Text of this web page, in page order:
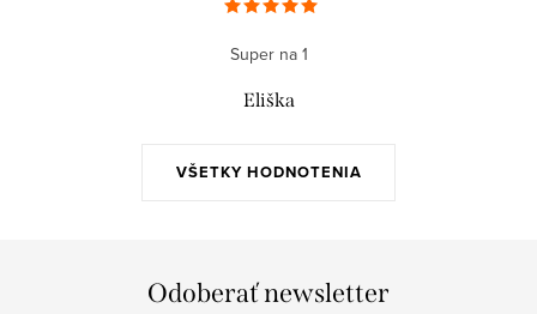
VŠETKY HODNOTENIA
Super na 1
Eliška
Odoberať newsletter